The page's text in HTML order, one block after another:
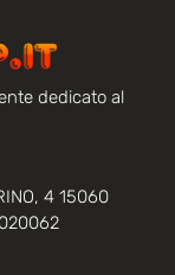
dedicato al
4 15060